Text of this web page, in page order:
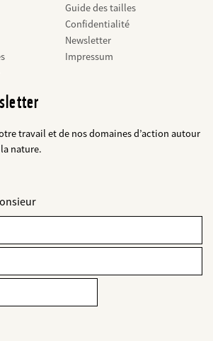
Guide des tailles
Confidentialité
Newsletter
Impressum
travail et de nos domaines d’action autour
nature.